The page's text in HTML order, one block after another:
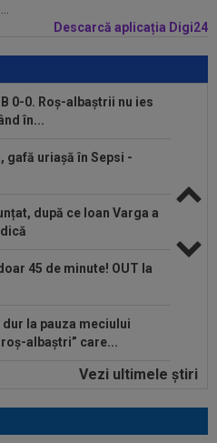
Descarcă aplicația Digi24
milioane...
0-0. Roș-albaștrii nu ies
în...
gafă uriașă în Sepsi -
după ce Ioan Varga a
45 de minute! OUT la
la pauza meciului
albaștri” care...
i-a stabilit un preț ”de
”mai bun decât
Vezi ultimele ştiri